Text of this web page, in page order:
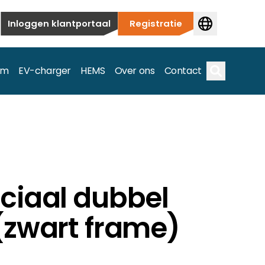
Inloggen klantportaal Registratie
EV-charger HEMS Over ons Contact
tot commerciële en utiliteitstoepassingen.
spectrum. dubbel
frame)